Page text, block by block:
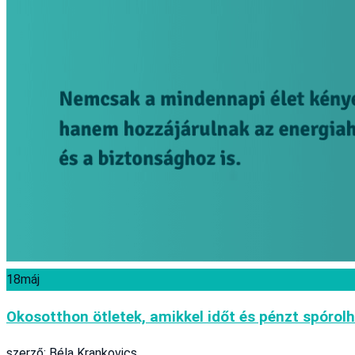
18máj
Okosotthon ötletek, amikkel időt és pénzt